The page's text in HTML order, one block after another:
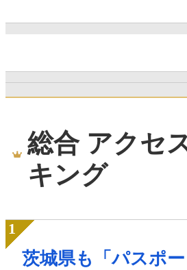
総合 アクセ
キング
茨城県も「パスポ